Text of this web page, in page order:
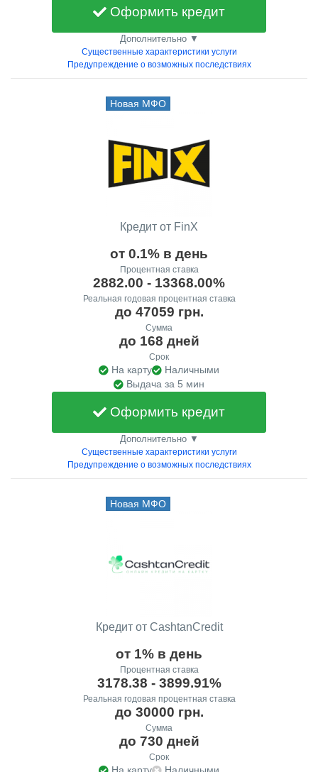
Оформить кредит
Дополнительно ▼
Существенные характеристики услуги
Предупреждение о возможных последствиях
Новая МФО
Кредит от FinX
от 0.1% в день
Процентная ставка
2882.00 - 13368.00%
Реальная годовая процентная ставка
до 47059 грн.
Сумма
до 168 дней
Срок
На карту
Наличными
Выдача за 5 мин
Оформить кредит
Дополнительно ▼
Существенные характеристики услуги
Предупреждение о возможных последствиях
Новая МФО
Кредит от CashtanCredit
от 1% в день
Процентная ставка
3178.38 - 3899.91%
Реальная годовая процентная ставка
до 30000 грн.
Сумма
до 730 дней
Срок
На карту
Наличными